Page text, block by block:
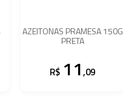
AZEITONAS PRAMESA 150G
PRETA
R$ 11,09